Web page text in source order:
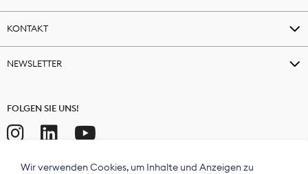
KONTAKT
NEWSLETTER
FOLGEN SIE UNS!
Wir verwenden Cookies, um Inhalte und Anzeigen zu